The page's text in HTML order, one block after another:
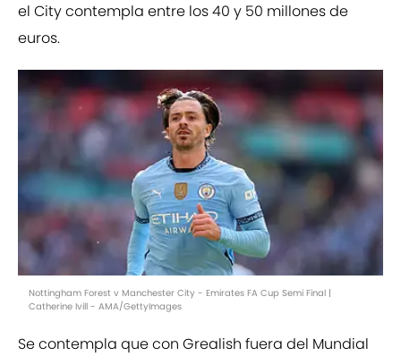
el City contempla entre los 40 y 50 millones de
euros.
Nottingham Forest v Manchester City - Emirates FA Cup Semi Final |
Catherine Ivill - AMA/GettyImages
Se contempla que con Grealish fuera del Mundial